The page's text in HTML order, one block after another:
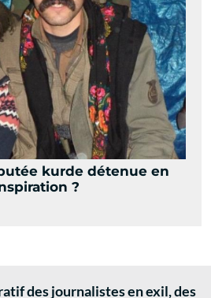
kurde détenue en
?
des journalistes en exil, des